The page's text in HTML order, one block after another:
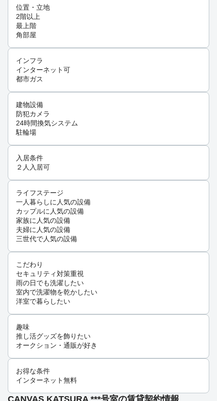
位置・立地
2階以上
最上階
角部屋
インフラ
インターネット可
都市ガス
建物設備
防犯カメラ
24時間換気システム
駐輪場
入居条件
２人入居可
ライフステージ
一人暮らしに人気の設備
カップルに人気の設備
家族に人気の設備
夫婦に人気の設備
三世代で人気の設備
こだわり
セキュリティ対策重視
雨の日でも洗濯したい
室内で洗濯物を乾かしたい
洋室で暮らしたい
趣味
推し活グッズを飾りたい
オークション・通販が好き
お得な条件
インターネット無料